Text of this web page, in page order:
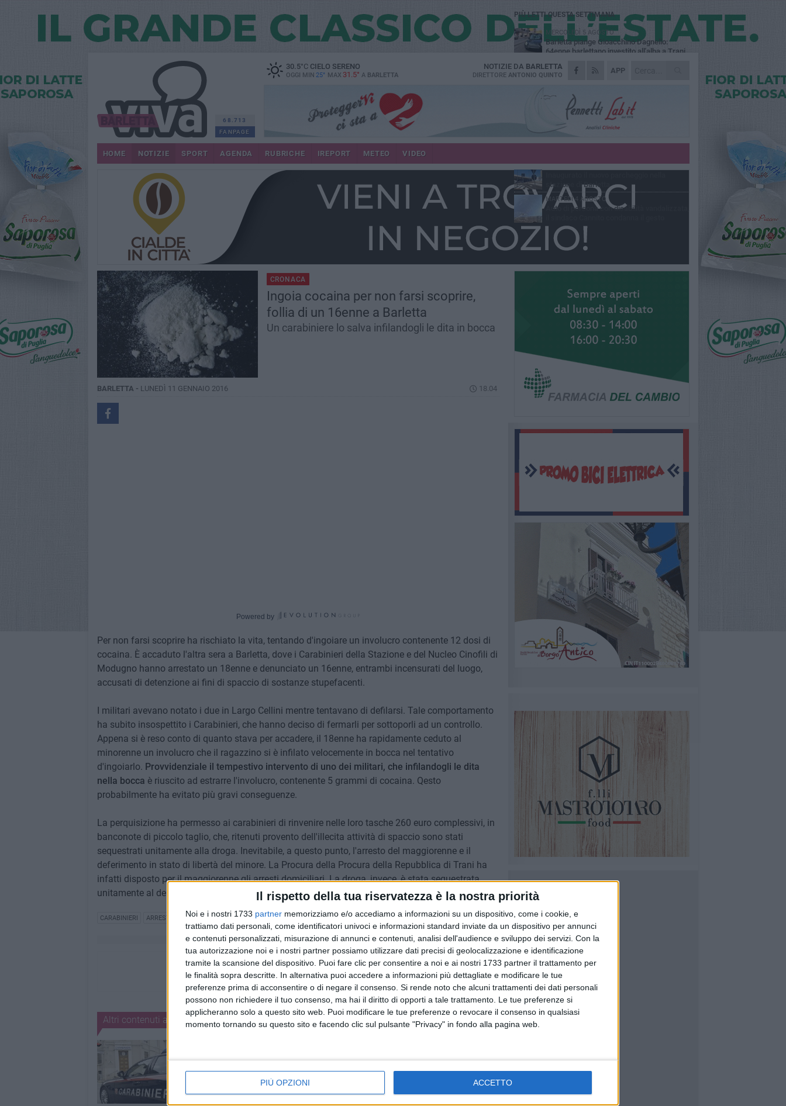
Il rispetto della tua riservatezza è la nostra priorità
Noi e i nostri 1733 partner memorizziamo e/o accediamo a informazioni su un dispositivo, come i cookie, e
trattiamo dati personali, come identificatori univoci e informazioni standard inviate da un dispositivo per annunci
e contenuti personalizzati, misurazione di annunci e contenuti, analisi dell'audience e sviluppo dei servizi. Con la
tua autorizzazione noi e i nostri partner possiamo utilizzare dati precisi di geolocalizzazione e identificazione
tramite la scansione del dispositivo. Puoi fare clic per consentire a noi e ai nostri 1733 partner il trattamento per
le finalità sopra descritte. In alternativa puoi accedere a informazioni più dettagliate e modificare le tue
preferenze prima di acconsentire o di negare il consenso. Si rende noto che alcuni trattamenti dei dati personali
possono non richiedere il tuo consenso, ma hai il diritto di opporti a tale trattamento. Le tue preferenze si
applicheranno solo a questo sito web. Puoi modificare le tue preferenze o revocare il consenso in qualsiasi
momento tornando su questo sito e facendo clic sul pulsante "Privacy" in fondo alla pagina web.
PIÙ OPZIONI ACCETTO
68.713
FANPAGE
30.5°CCIELO SERENO
OGGI MIN 25° MAX 31.5° A BARLETTA
APP
NOTIZIE DA BARLETTA
DIRETTORE ANTONIO QUINTO
HOME NOTIZIE SPORT AGENDA RUBRICHE IREPORT METEO VIDEO
CRONACA
Ingoia cocaina per non farsi scoprire,
follia di un 16enne a Barletta
Un carabiniere lo salva infilandogli le dita in bocca
BARLETTA - LUNEDÌ 11 GENNAIO 2016 18.04
Powered by
Per non farsi scoprire ha rischiato la vita, tentando d'ingoiare un involucro contenente 12 dosi di
cocaina. È accaduto l'altra sera a Barletta, dove i Carabinieri della Stazione e del Nucleo Cinofili di
Modugno hanno arrestato un 18enne e denunciato un 16enne, entrambi incensurati del luogo,
accusati di detenzione ai fini di spaccio di sostanze stupefacenti.
I militari avevano notato i due in Largo Cellini mentre tentavano di defilarsi. Tale comportamento
ha subito insospettito i Carabinieri, che hanno deciso di fermarli per sottoporli ad un controllo.
Appena si è reso conto di quanto stava per accadere, il 18enne ha rapidamente ceduto al
minorenne un involucro che il ragazzino si è infilato velocemente in bocca nel tentativo
d'ingoiarlo. Provvidenziale il tempestivo intervento di uno dei militari, che infilandogli le dita
nella bocca è riuscito ad estrarre l'involucro, contenente 5 grammi di cocaina. Qesto
probabilmente ha evitato più gravi conseguenze.
La perquisizione ha permesso ai carabinieri di rinvenire nelle loro tasche 260 euro complessivi, in
banconote di piccolo taglio, che, ritenuti provento dell'illecita attività di spaccio sono stati
sequestrati unitamente alla droga. Inevitabile, a questo punto, l'arresto del maggiorenne e il
deferimento in stato di libertà del minore. La Procura della Procura della Repubblica di Trani ha
infatti disposto per il maggiorenne gli arresti domiciliari. La droga, invece, è stata sequestrata,
unitamente al denaro, ritenuto provento dell'illecita vendita.
CARABINIERI ARRESTO DROGA MINORENNI
Altri contenuti a tema
PIÙ LETTI QUESTA SETTIMANA
MERCOLEDÌ 5 AGOSTO
Barletta piange Gioacchino Dagnello:
64enne barlettano investito all'alba a Trani
GIOVEDÌ 6 AGOSTO
Il ricordo di "Cecco", il benzinaio col
separavano dalla pensione»
MERCOLEDÌ 5 AGOSTO
Jova Summer Party, giovedì mattina
sopralluogo nell'area dell'evento
DOMENICA 2 AGOSTO
Beni confiscati alla mafia. Nasce il servizio
VENERDÌ 31 LUGLIO
stazione di Barletta
MARTEDÌ 4 AGOSTO
Auto di persona con disabilità vandalizzata,